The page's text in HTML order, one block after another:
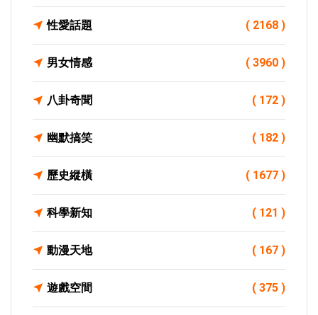
性愛話題 ( 2168 )
男女情感 ( 3960 )
八卦奇聞 ( 172 )
幽默搞笑 ( 182 )
歷史縱橫 ( 1677 )
科學新知 ( 121 )
動漫天地 ( 167 )
遊戲空間 ( 375 )